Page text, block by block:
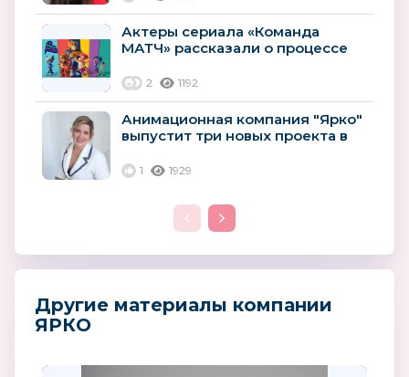
Актеры сериала «Команда
МАТЧ» рассказали о процессе
2 1192
Анимационная компания "Ярко"
выпустит три новых проекта в
1 1929
Другие материалы компании
ЯРКО